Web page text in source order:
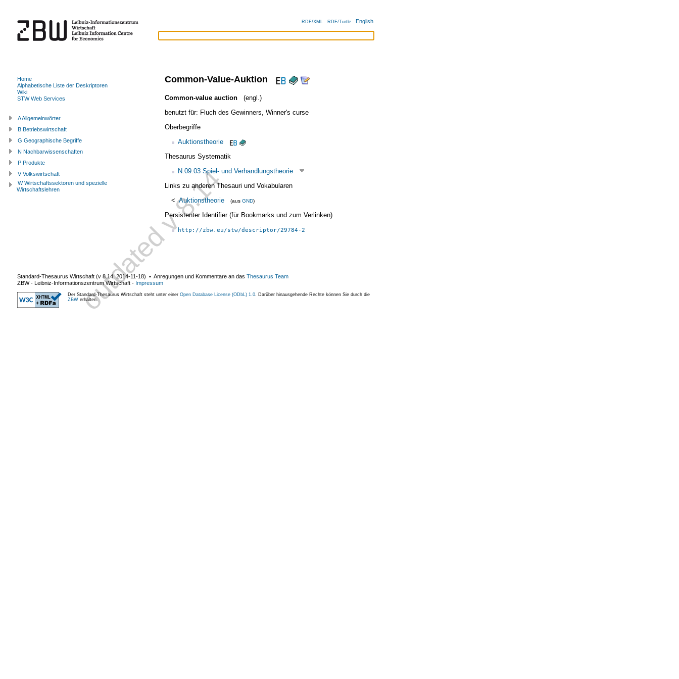
RDF/XML RDF/Turtle English
Common-Value-Auktion
Common-value auction
(engl.)
benutzt für: Fluch des Gewinners Winner's curse
Oberbegriffe
Auktionstheorie
Thesaurus Systematik
N.09.03 Spiel- und Verhandlungstheorie
Links zu anderen Thesauri und Vokabularen
< Auktionstheorie (aus GND)
Persistenter Identifier (für Bookmarks und zum Verlinken)
http://zbw.eu/stw/descriptor/29784-2
Home
Alphabetische Liste der Deskriptoren
Wiki
STW Web Services
A Allgemeinwörter
B Betriebswirtschaft
G Geographische Begriffe
N Nachbarwissenschaften
P Produkte
V Volkswirtschaft
W Wirtschaftssektoren und spezielle
Wirtschaftslehren
Standard-Thesaurus Wirtschaft (v 8.14,2014-11-18) ▪ Anregungen und Kommentare an das Thesaurus Team
ZBW - Leibniz-Informationszentrum Wirtschaft - Impressum
Der Standard-Thesaurus Wirtschaft steht unter einer Open Database License (ODbL) 1.0 . Darüber hinausgehende Rechte können Sie durch die
ZBW erhalten.